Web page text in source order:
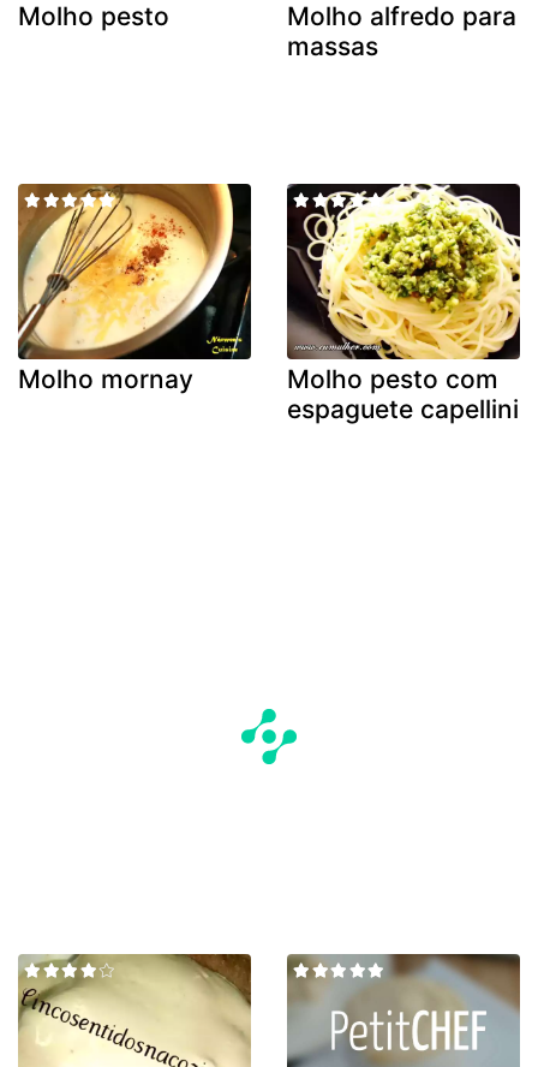
Molho pesto
Molho alfredo para
massas
Molho mornay
Molho pesto com
espaguete capellini